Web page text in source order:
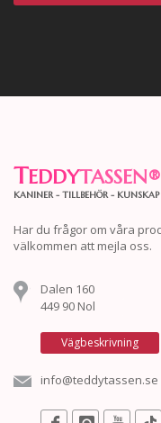
TEDDYTASSEN®
KANINER - TILLBEHÖR - KUNSKAP
Har du frågor om våra
välkommen att mejla oss.
Dalen 160
449 90 Nol
Vägbeskrivning
info@teddytassen.se